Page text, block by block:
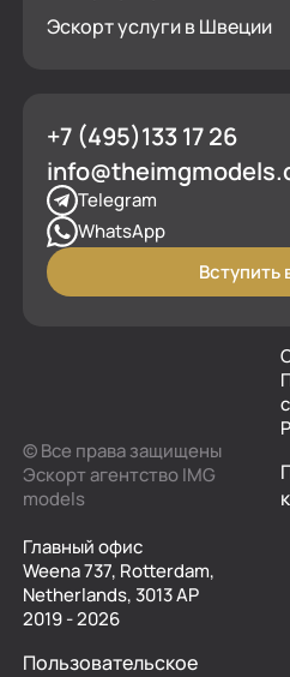
Эскорт услуги в Швеции
+7 (495)133 17 26
Telegram
WhatsApp
Вступить
© Все права защищены
Эскорт агентство IMG
models
Главный офис
Weena 737, Rotterdam,
Netherlands, 3013 AP
2019 - 2026
Пользовательское